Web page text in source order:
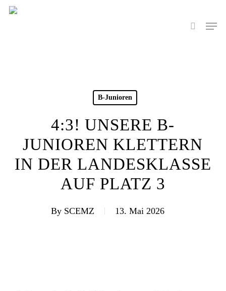
Skip
search
Menu
B-Junioren
4:3! UNSERE B-
JUNIOREN KLETTERN
IN DER LANDESKLASSE
AUF PLATZ 3
By SCEMZ 13. Mai 2026